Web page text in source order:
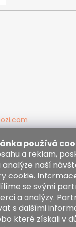
používá
a reklam,
naší
cookie.
se svými
a analýzy.
s dalšími
které získali v
vás
cookies